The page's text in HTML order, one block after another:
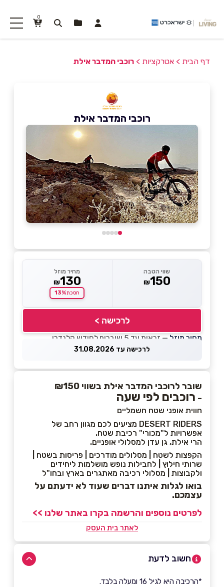
0
דף הבית > אטרקציות > רוכבי המדבר אילת
רוכבי המדבר אילת
שווי הטבה
₪150
מחיר מוזל
₪130
חסכת13%
לרכישה >
מחיר מוזל — זכאות עד 5 שוברים לחודש קלנדרי
לרכישה עד 31.08.2026
שובר לרוכבי המדבר אילת בשווי ₪150
- רוכבים לפי שעה
חווית אופני שטח חשמליים
DESERT RIDERS מציעים לכם מגוון רחב של
אפשרויות ל"מכורי" רכיבת שטח.
הרי אילת, גן עדן למסלולי אופניים.
הקפצות לשטח | מסלולים מודרכים | פריסות בשטח |
שרותי חילוץ | לחבילות נופש מושלמות ליחידים
ולקבוצות | מסלולי רכיבה מאתגרים בארץ ובחו"ל
בואו לגלות איתנו דברים שעוד לא ידעתם על
עצמכם.
לפרטים נוספים והרשמה בקרו באתר שלנו >>
לאתר בית העסק
חשוב לדעת
*הרכיבה היא לגיל 16 ומעלה בלבד.